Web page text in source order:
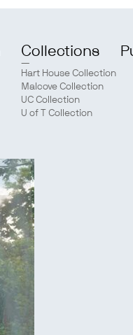
Collections
Hart House Collection
Malcove Collection
UC Collection
U of T Collection